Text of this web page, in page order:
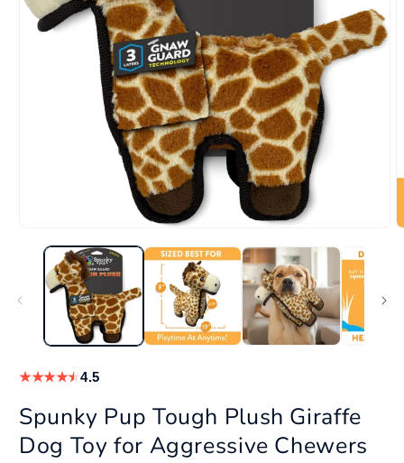
elemento
multimedia
una
★★★★★4.5
Spunky Pup Tough Plush Giraffe
Dog Toy for Aggressive Chewers